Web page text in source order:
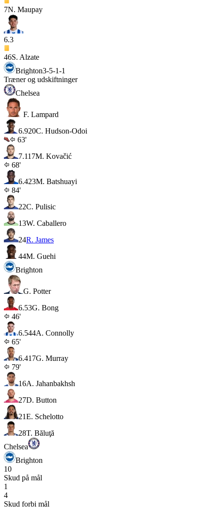
7N. Maupay
6.3
46S. Alzate
Brighton3-5-1-1
Træner og udskiftninger
Chelsea
F. Lampard
6.920C. Hudson-Odoi
63'
7.117M. Kovačić
68'
6.423M. Batshuayi
84'
22C. Pulisic
13W. Caballero
24R. James
44M. Guehi
Brighton
G. Potter
6.53G. Bong
46'
6.544A. Connolly
65'
6.417G. Murray
79'
16A. Jahanbakhsh
27D. Button
21E. Schelotto
28T. Băluţă
Chelsea
Brighton
10
Skud på mål
1
4
Skud forbi mål